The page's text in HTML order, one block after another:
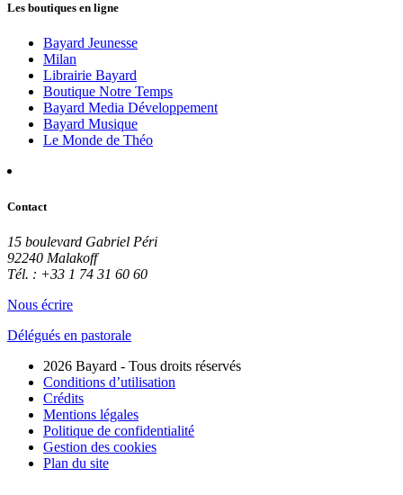
Les boutiques en ligne
Bayard Jeunesse
Milan
Librairie Bayard
Boutique Notre Temps
Bayard Media Développement
Bayard Musique
Le Monde de Théo
Contact
15 boulevard Gabriel Péri
92240 Malakoff
Tél. : +33 1 74 31 60 60
Nous écrire
Délégués en pastorale
2026 Bayard - Tous droits réservés
Conditions d’utilisation
Crédits
Mentions légales
Politique de confidentialité
Gestion des cookies
Plan du site